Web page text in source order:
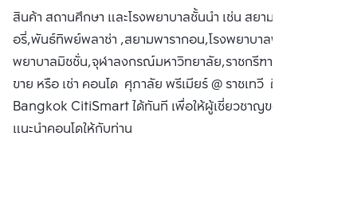
สินค้า สถานศึกษา และโรงพยาบาลชั้นนำ เช่น สยามดิสคัพเว
อรี่,พันธ์ทิพย์พลาซ่า ,สยามพารากอน,โรงพยาบาลพญาไท 1 ,โรง
พยาบาลมิชชั่น,จุฬาลงกรณ์มหาวิทยาลัย,ราชกรีฑาสโมสร ซื้อ
ขาย หรือ เช่า คอนโด ศุภาลัย พรีเมียร์ @ ราชเทวี ติดต่อหาเรา
Bangkok CitiSmart ได้ทันที เพื่อให้ผู้เชี่ยวชาญของเราได้
แนะนำคอนโดให้กับท่าน